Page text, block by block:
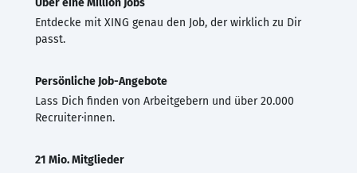
Entdecke mit XING genau den Job, der wirklich zu Dir
passt.
Persönliche Job-Angebote
Lass Dich finden von Arbeitgebern und über 20.000
Recruiter·innen.
21 Mio. Mitglieder